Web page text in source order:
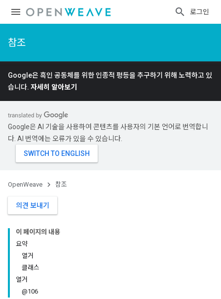
로그인
참조
Google은 흑인 공동체를 위한 인종적 평등을 추구하기 위해 노력하고 있
습니다. 자세히 알아보기
Google은 AI 기술을 사용하여 콘텐츠를 사용자의 기본 언어로 번역합니
다. AI 번역에는 오류가 있을 수 있습니다.
OpenWeave 참조
의견 보내기
이 페이지의 내용
요약
열거
클래스
열거
@106